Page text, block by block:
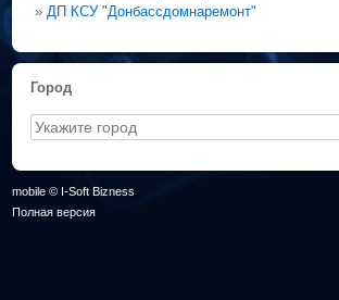
» ДП КСУ "Донбассдомнаремонт"
Город
mobile © I-Soft Bizness
Полная версия